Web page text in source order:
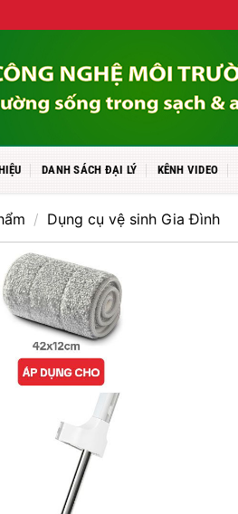
DANH SÁCH ĐẠI LÝ KÊNH VIDEO
/ Dụng cụ vệ sinh Gia Đình